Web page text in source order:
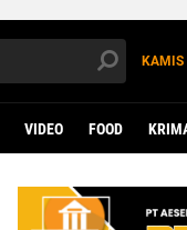
KAMIS
VIDEO FOOD